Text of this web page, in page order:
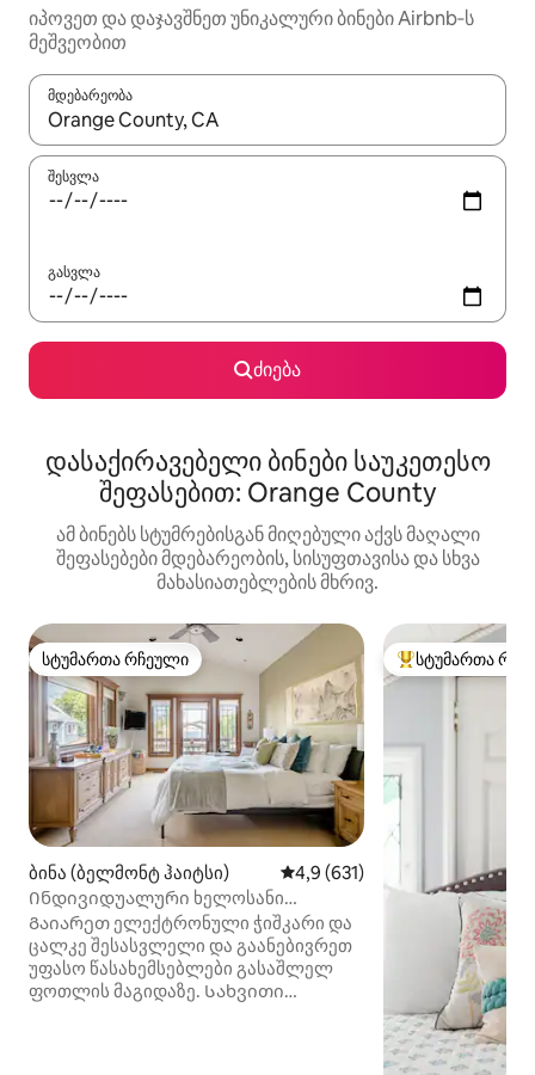
იპოვეთ და დაჯავშნეთ უნიკალური ბინები Airbnb‑ს
მეშვეობით
მდებარეობა
როცა შედეგები ხელმისაწვდომი გახდება, ნავიგაციისთვის
შესვლა
გასვლა
ძიება
დასაქირავებელი ბინები საუკეთესო
შეფასებით: Orange County
ამ ბინებს სტუმრებისგან მიღებული აქვს მაღალი
შეფასებები მდებარეობის, სისუფთავისა და სხვა
მახასიათებლების მხრივ.
სტუმართა რჩეული
სტუმართა რჩეული
ბინა (ბელმონტ ჰაიტსი) საშუალო შეფასებაა 5‑დან
4,9 (631)
Ინდივიდუალური ხელოსანი
ჰიდრომასაჟიანი აუზით ოკეანესთან
ახლოს
Გაიარეთ ელექტრონული ჭიშკარი და
ცალკე შესასვლელი და გაანებივრეთ
უფასო წასახემსებლები გასაშლელ
ფოთლის მაგიდაზე. Სახვითი
სტუმართა
სტუმართა